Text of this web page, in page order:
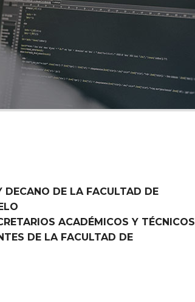
DECANO DE LA FACULTAD DE
ACADÉMICOS Y TÉCNICOS
DE LA FACULTAD DE